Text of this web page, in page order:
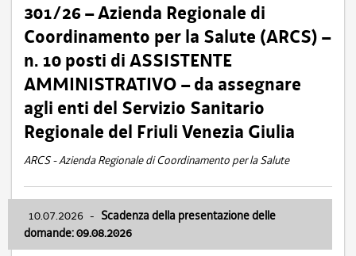
301/26 – Azienda Regionale di
Coordinamento per la Salute (ARCS) –
n. 10 posti di ASSISTENTE
AMMINISTRATIVO – da assegnare
agli enti del Servizio Sanitario
Regionale del Friuli Venezia Giulia
ARCS - Azienda Regionale di Coordinamento per la Salute
10.07.2026 - Scadenza della presentazione delle
domande: 09.08.2026